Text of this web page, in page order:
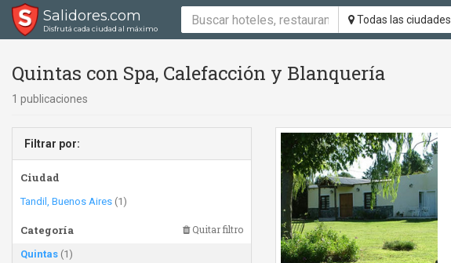
Salidores.com
Disfrutá cada ciudad al máximo
Todas las ciudades
Quintas con Spa, Calefacción y Blanquería
1 publicaciones
Filtrar por:
Ciudad
Tandil, Buenos Aires (1)
Categoría Quitar filtro
Quintas (1)